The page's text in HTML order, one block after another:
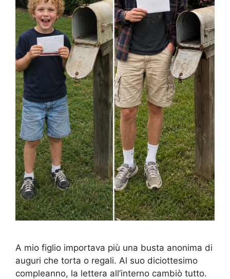
A mio figlio importava più una busta anonima di
auguri che torta o regali. Al suo diciottesimo
compleanno, la lettera all’interno cambiò tutto.